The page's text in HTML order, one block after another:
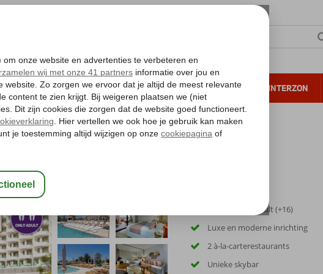
ZONVAKANTIE VERRE REIZEN ALL INCLUSIVE WINTERZON
Gratis annuleren*
Luxury Only Adult (+16)
Luxe en moderne inrichting
2 à-la-carterestaurants
Unieke skybar